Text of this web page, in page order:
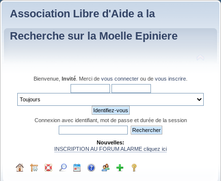
Association Libre d'Aide a la
Recherche sur la Moelle Epiniere
Bienvenue, Invité . Merci de vous connecter ou de vous inscrire
Connexion avec identifiant, mot de passe et durée de la session
Nouvelles:
INSCRIPTION AU FORUM ALARME cliquez ici